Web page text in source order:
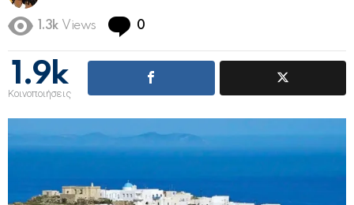
1.3k Views 0
1.9k
Κοινοποιήσεις